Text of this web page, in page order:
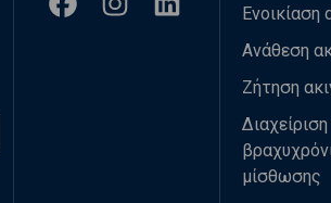
Ενοικίαση
Ανάθεση
Ζήτηση
μίσθωσης